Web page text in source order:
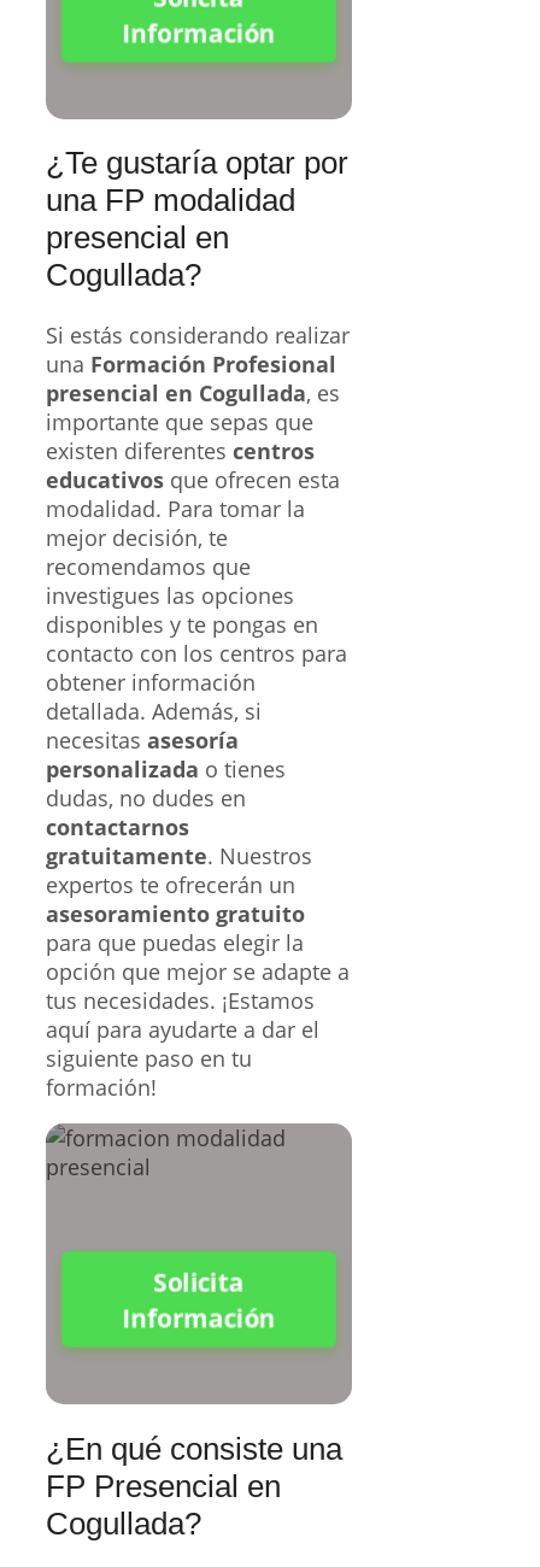
Información
¿Te gustaría optar por
una FP modalidad
presencial en
Cogullada?
Si estás considerando realizar
una Formación Profesional
presencial en Cogullada, es
importante que sepas que
existen diferentes centros
educativos que ofrecen esta
modalidad. Para tomar la
mejor decisión, te
recomendamos que
investigues las opciones
disponibles y te pongas en
contacto con los centros para
obtener información
detallada. Además, si
necesitas asesoría
personalizada o tienes
dudas, no dudes en
contactarnos
gratuitamente. Nuestros
expertos te ofrecerán un
asesoramiento gratuito
para que puedas elegir la
opción que mejor se adapte a
tus necesidades. ¡Estamos
aquí para ayudarte a dar el
siguiente paso en tu
formación!
Solicita
Información
¿En qué consiste una
FP Presencial en
Cogullada?